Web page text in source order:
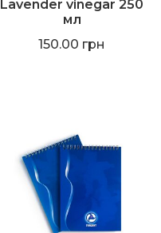
Lavender vinegar 250
мл
150.00 грн